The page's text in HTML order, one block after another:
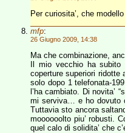
Per curiosita’, che
mfp:
26 Giugno 2009, 14:38
Ma che combinazione,
Il mio vecchio ha
coperture superiori ridotte
solo dopo 1 telefonata-
l’ha cambiato. Di
mi serviva… e ho dovuto
Tuttavia sto ancora
moooooolto piu’ robusti.
quel calo di solidita’ che